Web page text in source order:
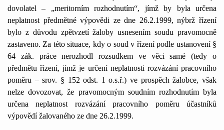
dovolatel – „meritorním rozhodnutím“, jímž by byla určena
neplatnost předmětné výpovědi ze dne 26.2.1999, nýbrž řízení
bylo z důvodu zpětvzetí žaloby usnesením soudu pravomocně
zastaveno. Za této situace, kdy o soud v řízení podle ustanovení §
64 zák. práce nerozhodl rozsudkem ve věci samé (tedy o
předmětu řízení, jímž je určení neplatnosti rozvázání pracovního
poměru – srov. § 152 odst. 1 o.s.ř.) ve prospěch žalobce, však
nelze dovozovat, že pravomocným soudním rozhodnutím byla
určena neplatnost rozvázání pracovního poměru účastníků
výpovědí žalovaného ze dne 26.2.1999.